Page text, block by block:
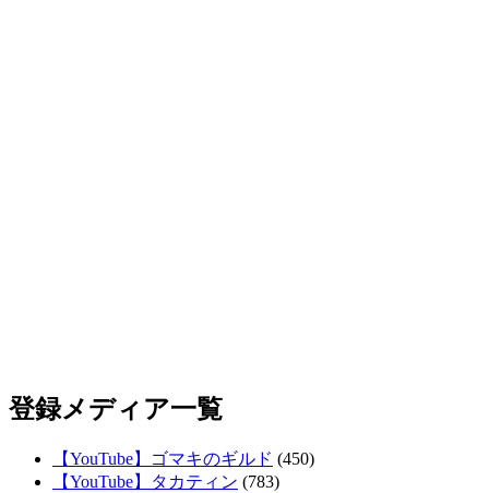
登録メディア一覧
【YouTube】ゴマキのギルド (450)
【YouTube】タカティン (783)